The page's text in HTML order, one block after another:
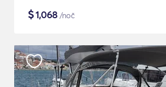
$1,068 /noč